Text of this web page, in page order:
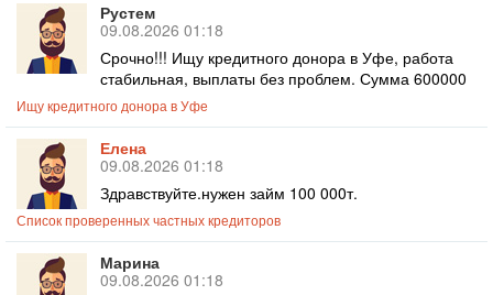
Рустем
09.08.2026 01:18
Срочно!!! Ищу кредитного донора в Уфе, работа
стабильная, выплаты без проблем. Сумма 600000
Ищу кредитного донора в Уфе
Елена
09.08.2026 01:18
Здравствуйте.нужен займ 100 000т.
Список проверенных частных кредиторов
Марина
09.08.2026 01:18